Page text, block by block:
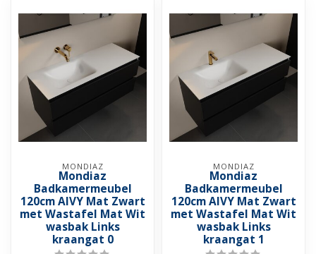
MONDIAZ
Mondiaz
Badkamermeubel
120cm AIVY Mat Zwart
met Wastafel Mat Wit
wasbak Links
kraangat 0
MONDIAZ
Mondiaz
Badkamermeubel
120cm AIVY Mat Zwart
met Wastafel Mat Wit
wasbak Links
kraangat 1